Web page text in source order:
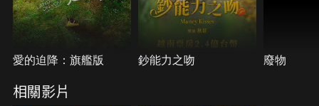
愛的迫降：旗艦版 鈔能力之吻 廢物
相關影片